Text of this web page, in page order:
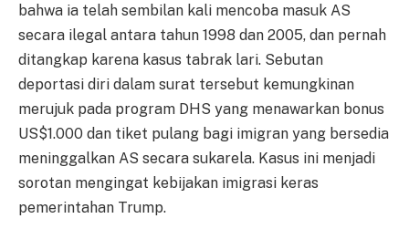
bahwa ia telah sembilan kali mencoba masuk AS
secara ilegal antara tahun 1998 dan 2005, dan pernah
ditangkap karena kasus tabrak lari. Sebutan
deportasi diri dalam surat tersebut kemungkinan
merujuk pada program DHS yang menawarkan bonus
US$1.000 dan tiket pulang bagi imigran yang bersedia
meninggalkan AS secara sukarela. Kasus ini menjadi
sorotan mengingat kebijakan imigrasi keras
pemerintahan Trump.